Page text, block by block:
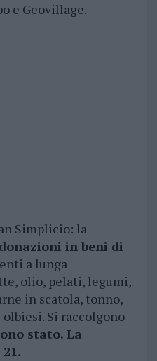
e Geovillage.
Simplicio: la
in beni di
a lunga
olio, pelati, legumi,
in scatola, tonno,
Si raccolgono
stato. La